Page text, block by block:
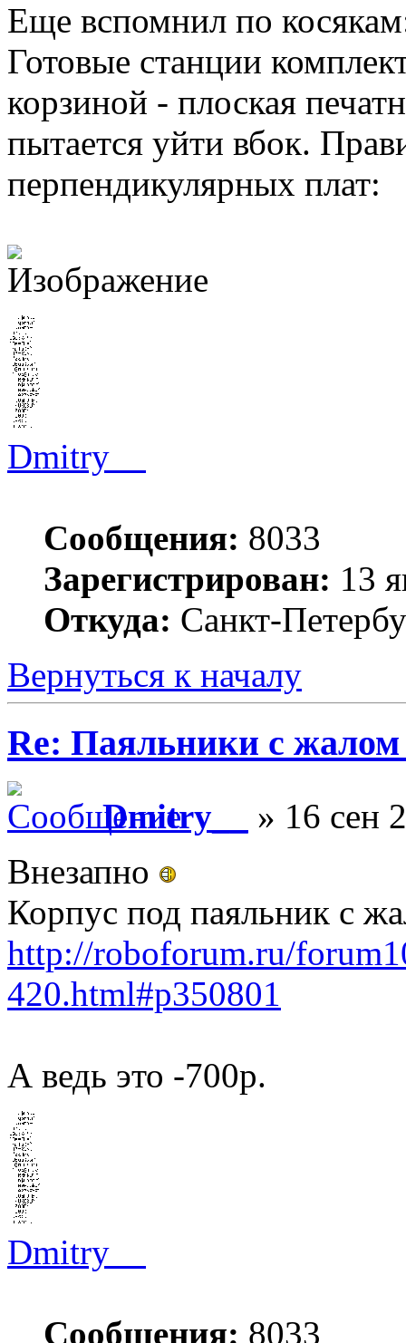
Еще вспомнил по
Готовые станции
корзиной - плоская
пытается уйти вбок.
перпендикулярных плат:
Dmitry__
Сообщения: 8033
Зарегистрирован: 13
Откуда: Санкт-
Вернуться к началу
Re: Паяльники с жалом
Dmitry__
» 16 сен
Внезапно
Корпус под паяльник с
http://roboforum.ru/
420.html#p350801
А ведь это -700р.
Dmitry__
Сообщения: 8033